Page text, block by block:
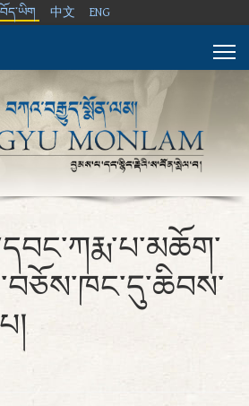
བོད་ཡིག 中文 ENG